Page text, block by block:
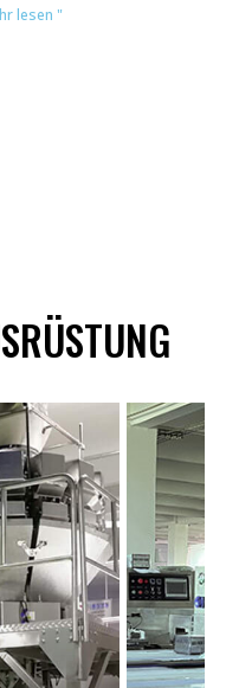
lesen "